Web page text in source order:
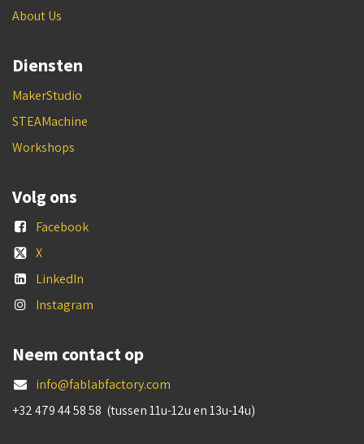
About Us
Diensten
MakerStudio
STEAMachine
Workshops
Volg ons
Facebook
X
LinkedIn
Instagram
Neem contact op
info@fablabfactory.com
+32 479 44 58 58 (tussen 11u-12u en 13u-14u)